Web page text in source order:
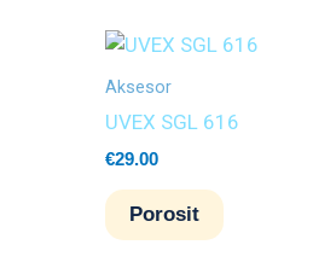
Aksesor
UVEX SGL 616
€29.00
Porosit